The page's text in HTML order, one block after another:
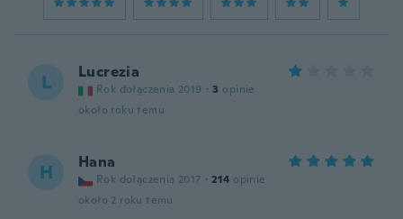
L Lucrezia
Rok dołączenia 2019 · 3 opinie
około roku temu
H Hana
Rok dołączenia 2017 · 214 opinie
około 2 roku temu